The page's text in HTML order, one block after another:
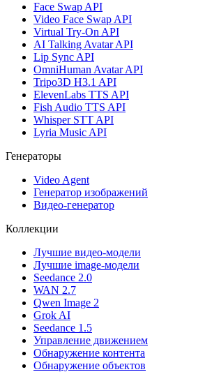
Face Swap API
Video Face Swap API
Virtual Try-On API
AI Talking Avatar API
Lip Sync API
OmniHuman Avatar API
Tripo3D H3.1 API
ElevenLabs TTS API
Fish Audio TTS API
Whisper STT API
Lyria Music API
Генераторы
Video Agent
Генератор изображений
Видео-генератор
Коллекции
Лучшие видео-модели
Лучшие image-модели
Seedance 2.0
WAN 2.7
Qwen Image 2
Grok AI
Seedance 1.5
Управление движением
Обнаружение контента
Обнаружение объектов